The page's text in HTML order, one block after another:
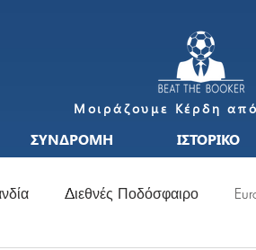
Μοιράζουμε Κέρδη
ΣΥΝΔΡΟΜΗ ΙΣΤΟΡΙΚΟ
Διεθνές Ποδόσφαιρο